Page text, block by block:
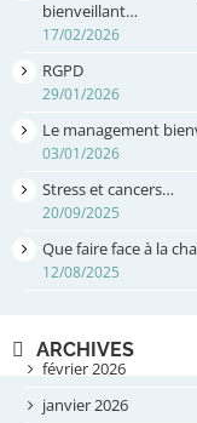
bienveillant…
17/02/2026
RGPD
29/01/2026
Le management
03/01/2026
Stress et cancers…
20/09/2025
Que faire face à la
12/08/2025
ARCHIVES
février 2026
janvier 2026